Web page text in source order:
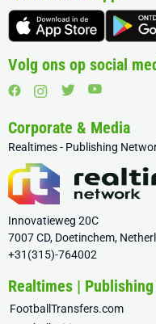
Volg ons op social
Corporate & Media
Realtimes - Publishing
Innovatieweg 20C
7007 CD, Doetinchem,
+31(315)-764002
Realtimes |
FootballTransfers.com